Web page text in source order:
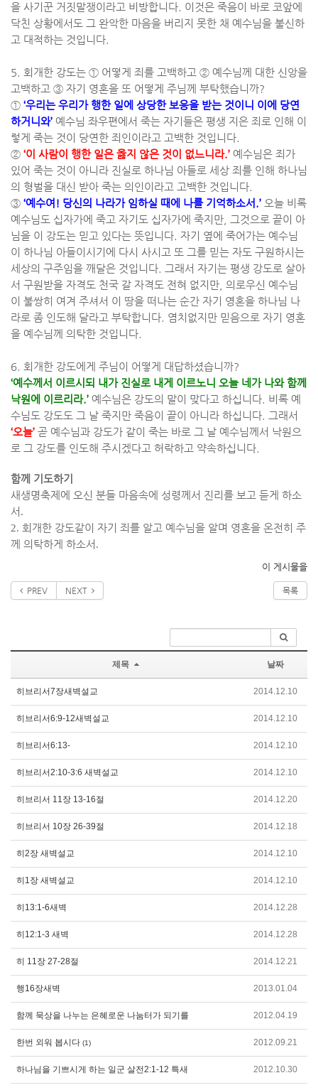
을 사기꾼 거짓말쟁이라고 비방합니다
이것은 죽음이 바로 코앞에
닥친 상황에서도 그 완악한 마음을 버리지 못한 채 예수님을 불신하
고 대적하는 것입니다
5. 회개한 강도는 ① 어떻게 죄를 고백하고 ② 예수님께 대한 신앙을
고백하고 ③ 자기 영혼을 또 어떻게 주님께 부탁했습니까?
① ‘우리는 우리가 행한 일에 상당한 보응을 받는 것이니 이에 당연
하거니와’ 예수님 좌우편에서 죽는 자기들은 평생 지은 죄로 인해 이
렇게 죽는 것이 당연한 죄인이라고 고백한 것입니다
② ‘이 사람이 행한 일은 옳지 않은 것이 없느니라.’ 예수님은 죄가
있어 죽는 것이 아니라 진실로 하나님 아들로 세상 죄를 인해 하나님
의 형벌을 대신 받아 죽는 의인이라고 고백한 것입니다
③ ‘예수여 ! 당신의 나라가 임하실 때에 나를 기억하소서 .’ 오늘 비록
예수님도 십자가에 죽고 자기도 십자가에 죽지만
그것으로 끝이 아
님을 이 강도는 믿고 있다는 뜻입니다
자기 옆에 죽어가는 예수님
이 하나님 아들이시기에 다시 사시고 또 그를 믿는 자도 구원하시는
세상의 구주임을 깨달은 것입니다
그래서 자기는 평생 강도로 살아
서 구원받을 자격도 천국 갈 자격도 전혀 없지만 의로우신 예수님
이 불쌍히 여겨 주셔서 이 땅을 떠나는 순간 자기 영혼을 하나님 나
라로 좀 인도해 달라고 부탁합니다
염치없지만 믿음으로 자기 영혼
을 예수님께 의탁한 것입니다
6. 회개한 강도에게 주님이 어떻게 대답하셨습니까?
‘예수께서 이르시되 내가 진실로 내게 이르노니 오늘 네가 나와 함께
낙원에 이르리라.’ 예수님은 강도의 말이 맞다고 하십니다
비록 예
수님도 강도도 그 날 죽지만 죽음이 끝이 아니라 하십니다
그래서
‘오늘’ 곧 예수님과 강도가 같이 죽는 바로 그 날 예수님께서 낙원으
로 그 강도를 인도해 주시겠다고 허락하고 약속하십니다
함께 기도하기
새생명축제에 오신 분들 마음속에 성령께서 진리를 보고 듣게 하소
서 .
2. 회개한 강도같이 자기 죄를 알고 예수님을 알며 영혼을 온전히 주
께 의탁하게 하소서 .
이 게시물을
PREV NEXT 목록
제목 날짜
히브리서7장새벽설교 2014.12.10
히브리서6:9-12새벽설교 2014.12.10
히브리서6:13- 2014.12.10
히브리서2:10-3:6 새벽설교 2014.12.10
히브리서 11장 13-16절 2014.12.20
히브리서 10장 26-39절 2014.12.18
히2장 새벽설교 2014.12.10
히1장 새벽설교 2014.12.10
히13:1-6새벽 2014.12.28
히12:1-3 새벽 2014.12.28
히 11장 27-28절 2014.12.21
행16장새벽 2013.01.04
함께 묵상을 나누는 은혜로운 나눔터가 되기를 2012.04.19
한번 외워 봅시다 (1) 2012.09.21
하나님을 기쁘시게 하는 일군 살전2:1-12 특새 2012.10.30